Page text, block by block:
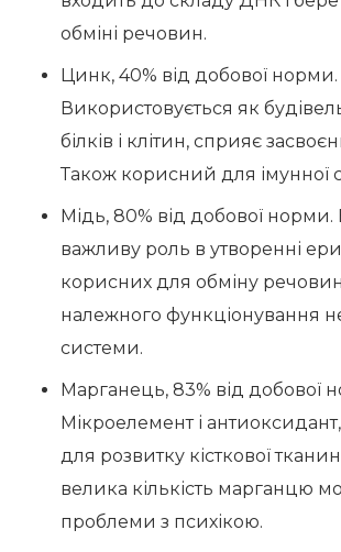
обміні речовин.
Цинк, 40% від добової норми.
Використовується як
білків і клітин, сприяє
Також корисний для імунної
Мідь, 80% від добової норми.
важливу роль в утворенні
корисних для обміну речовин,
належного функціонування
системи.
Марганець, 83% від добової
Мікроелемент і
для розвитку кісткової
велика кількість марганцю
проблеми з психікою.